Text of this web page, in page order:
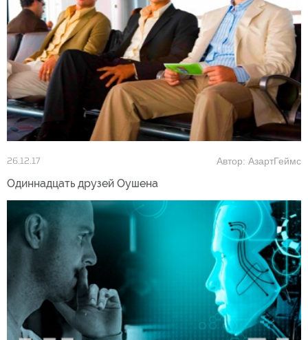
26.12.17 Автор: АзартГеймс
Одиннадцать друзей Оушена